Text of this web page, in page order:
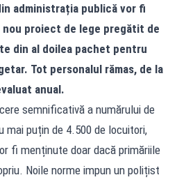
administrația publică vor fi
proiect de lege pregătit de
din al doilea pachet pentru
Tot personalul rămas, de la
anual.
semnificativă a numărului de
puțin de 4.500 de locuitori,
fi menținute doar dacă primăriile
Noile norme impun un polițist